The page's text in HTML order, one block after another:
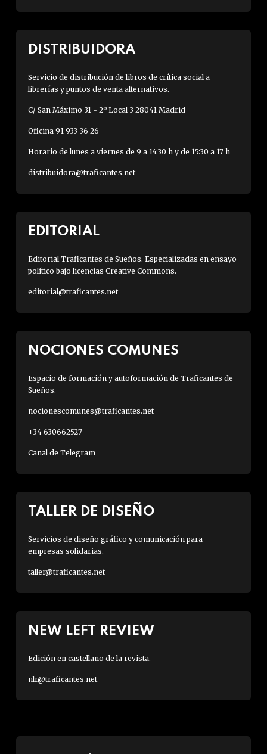
DISTRIBUIDORA
Servicio de distribución de libros de crítica social a
librerías y puntos de venta alternativos.
C/ San Máximo 31 - 2º Local 3 28041 Madrid
Oficina 91 933 36 26
Horario de lunes a viernes de 9 a 14:30 h y de 15:30 a 17 h
distribuidora@traficantes.net
EDITORIAL
Editorial Traficantes de Sueños. Especializadas en ensayo
político bajo licencias Creative Commons.
editorial@traficantes.net
NOCIONES COMUNES
Espacio de formación y autoformación de Traficantes de
Sueños.
nocionescomunes@traficantes.net
+34 630662527
Canal de Telegram
TALLER DE DISEÑO
Servicios de diseño gráfico y comunicación para
empresas solidarias.
taller@traficantes.net
NEW LEFT REVIEW
Edición en castellano de la revista.
nlr@traficantes.net